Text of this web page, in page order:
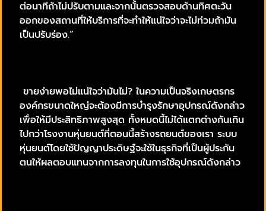
ต่อนาทีถ้าไม่ปรับตามและจากนั้นตรวจสอบด้านทิศตะวัน
ออกของสถานที่ให้บริการที่จะทำให้แน่ใจว่าจะไม่ท่วมถ้ามัน
เป็นปรับร่อง.”
ขายง่ายพอไม่แน่ใจว่ามันไม่? ในความเป็นจริงเกษตรกร
องค์กรขนาดใหญ่จะต้องมีการบำรุงรักษาอุปกรณ์ดังกล่าว
เพื่อให้มีประสิทธิภาพสูงสุด ทั้งหมดนี้ไม่ได้แตกต่างกันเกิน
ไปกว่าโรงงานหุ่นยนต์ที่ตอนนี้สร้างรถยนต์ของเรา ระบบ
หุ่นยนต์โดยใช้ปัญญาประดิษฐ์จะใช้ในธุรกิจที่เป็นผู้ประกัน
ตนให้ผลตอบแทนจากการลงทุนในการใช้อุปกรณ์ดังกล่าว